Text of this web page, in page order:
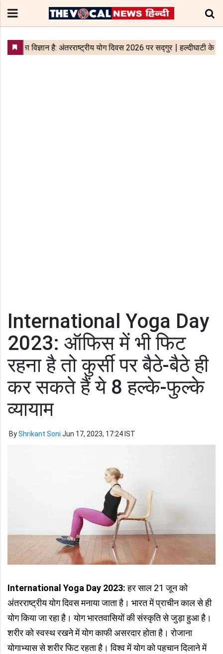
International Yoga Day
2023: ऑफिस में भी फिट
रहना है तो कुर्सी पर बैठे-बैठे ही
कर सकते हैं ये 8 हल्के-फुल्के
व्यायाम
ByShrikant Soni Jun 17, 2023, 17:24 IST
International Yoga Day 2023:हर साल 21 जून को
अंतरराष्ट्रीय योग दिवस मनाया जाता है। भारत में प्राचीन काल से ही
योग किया जा रहा है। योग भारतवासियों की संस्कृति से जुड़ा हुआ है।
शरीर को स्वस्थ रखने में योग काफी असरदार होता है। रोजाना
योगाभ्यास से शरीर फिट रहता है। विश्व में योग को पहचान दिलाने में